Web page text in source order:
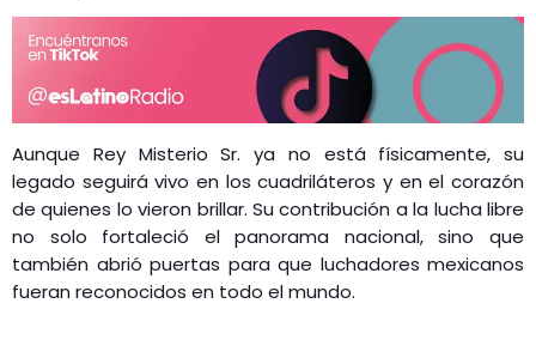
Aunque Rey Misterio Sr. ya no está físicamente, su
legado seguirá vivo en los cuadriláteros y en el corazón
de quienes lo vieron brillar. Su contribución a la lucha libre
no solo fortaleció el panorama nacional, sino que
también abrió puertas para que luchadores mexicanos
fueran reconocidos en todo el mundo.